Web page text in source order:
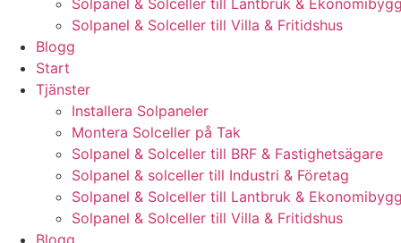
Solpanel & Solceller till Lantbruk &
Solpanel & Solceller till Villa & Fritidshus
Blogg
Start
Tjänster
Installera Solpaneler
Montera Solceller på Tak
Solpanel & Solceller till BRF & Fastighetsägare
Solpanel & solceller till Industri & Företag
Solpanel & Solceller till Lantbruk &
Solpanel & Solceller till Villa & Fritidshus
Blogg